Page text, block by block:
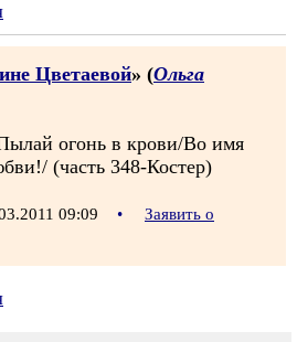
Цветаевой» (Ольга
огонь в крови/Во имя
(часть 348-Костер)
09:09 •
Заявить о